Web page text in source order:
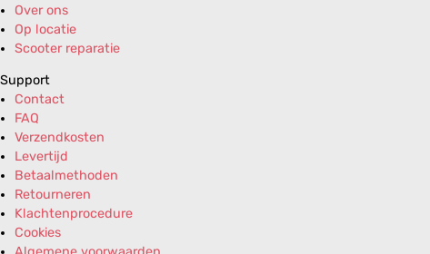
Over ons
Op locatie
Scooter reparatie
Support
Contact
FAQ
Verzendkosten
Levertijd
Betaalmethoden
Retourneren
Klachtenprocedure
Cookies